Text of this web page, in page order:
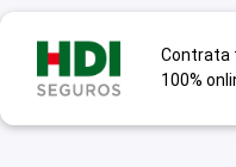
Contrata
100%